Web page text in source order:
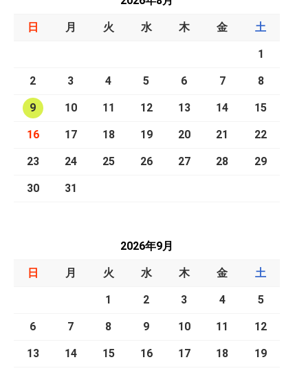
日 月 火 水 木 金 土
1
2 3 4 5 6 7 8
9 10 11 12 13 14 15
16 17 18 19 20 21 22
23 24 25 26 27 28 29
30 31
2026年9月
日 月 火 水 木 金 土
1 2 3 4 5
6 7 8 9 10 11 12
13 14 15 16 17 18 19